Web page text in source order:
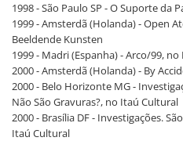
1998 - São Paulo SP - O Suporte da
1999 - Amsterdã (Holanda) - Open
Beeldende Kunsten
1999 - Madri (Espanha) - Arco/99, no
2000 - Amsterdã (Holanda) - By
2000 - Belo Horizonte MG -
Não São Gravuras?, no Itaú Cultural
2000 - Brasília DF - Investigações.
Itaú Cultural